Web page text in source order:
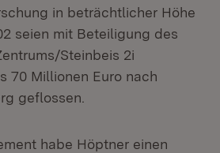
in beträchtlicher Höhe
seien mit Beteiligung des
Steinbeis 2i
70 Millionen Euro nach
geflossen.
habe Höptner einen